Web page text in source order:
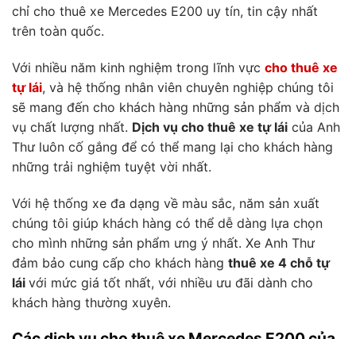
chỉ cho thuê xe Mercedes E200 uy tín, tin cậy nhất
trên toàn quốc.
Với nhiều năm kinh nghiệm trong lĩnh vực cho thuê xe
tự lái, và hệ thống nhân viên chuyên nghiệp chúng tôi
sẽ mang đến cho khách hàng những sản phẩm và dịch
vụ chất lượng nhất. Dịch vụ cho thuê xe tự lái của Anh
Thư luôn cố gắng để có thể mang lại cho khách hàng
những trải nghiệm tuyệt vời nhất.
Với hệ thống xe đa dạng về màu sắc, năm sản xuất
chúng tôi giúp khách hàng có thể dễ dàng lựa chọn
cho mình những sản phẩm ưng ý nhất. Xe Anh Thư
đảm bảo cung cấp cho khách hàng thuê xe 4 chỗ tự
lái với mức giá tốt nhất, với nhiều ưu đãi dành cho
khách hàng thường xuyên.